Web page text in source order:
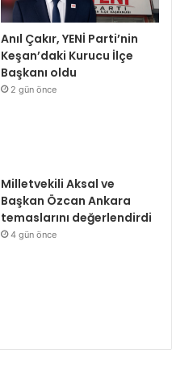
Anıl Çakır, YENİ Parti’nin
Keşan’daki Kurucu İlçe
Başkanı oldu
2 gün önce
Milletvekili Aksal ve
Başkan Özcan Ankara
temaslarını değerlendirdi
4 gün önce